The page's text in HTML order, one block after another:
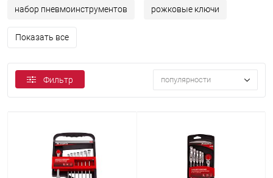
набор пневмоинструментов рожковые ключи
Показать все
Фильтр популярности